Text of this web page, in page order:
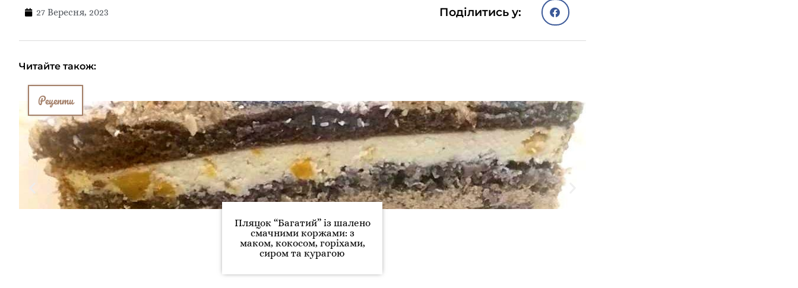
27 Вересня, 2023 Поділитись у:
Читайте також:
Рецепти
Пляцок “Багатий” із шалено
смачними коржами: з
маком, кокосом, горіхами,
сиром та курагою